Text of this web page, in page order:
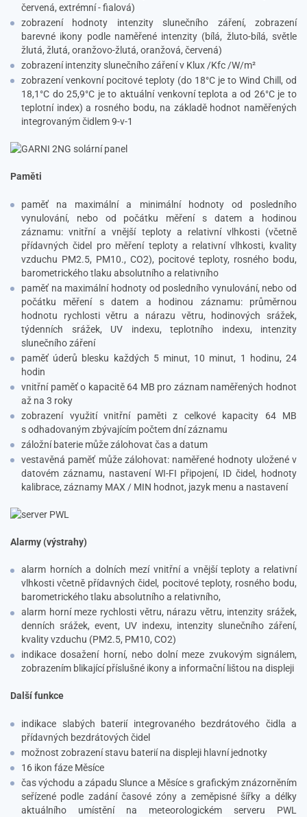
červená, extrémní - fialová)
zobrazení hodnoty intenzity slunečního záření, zobrazení
barevné ikony podle naměřené intenzity (bílá, žluto-bílá, světle
žlutá, žlutá, oranžovo-žlutá, oranžová, červená)
zobrazení intenzity slunečního záření v Klux /Kfc /W/m²
zobrazení venkovní pocitové teploty (do 18°C je to Wind Chill, od
18,1°C do 25,9°C je to aktuální venkovní teplota a od 26°C je to
teplotní index) a rosného bodu, na základě hodnot naměřených
integrovaným čidlem 9-v-1
Paměti
paměť na maximální a minimální hodnoty od posledního
vynulování, nebo od počátku měření s datem a hodinou
záznamu: vnitřní a vnější teploty a relativní vlhkosti (včetně
přídavných čidel pro měření teploty a relativní vlhkosti, kvality
vzduchu PM2.5, PM10., CO2), pocitové teploty, rosného bodu,
barometrického tlaku absolutního a relativního
paměť na maximální hodnoty od posledního vynulování, nebo od
počátku měření s datem a hodinou záznamu: průměrnou
hodnotu rychlosti větru a nárazu větru, hodinových srážek,
týdenních srážek, UV indexu, teplotního indexu, intenzity
slunečního záření
paměť úderů blesku každých 5 minut, 10 minut, 1 hodinu, 24
hodin
vnitřní paměť o kapacitě 64 MB pro záznam naměřených hodnot
až na 3 roky
zobrazení využití vnitřní paměti z celkové kapacity 64 MB
s odhadovaným zbývajícím počtem dní záznamu
záložní baterie může zálohovat čas a datum
vestavěná paměť může zálohovat: naměřené hodnoty uložené v
datovém záznamu, nastavení WI-FI připojení, ID čidel, hodnoty
kalibrace, záznamy MAX / MIN hodnot, jazyk menu a nastavení
Alarmy (výstrahy)
alarm horních a dolních mezí vnitřní a vnější teploty a relativní
vlhkosti včetně přídavných čidel, pocitové teploty, rosného bodu,
barometrického tlaku absolutního a relativního,
alarm horní meze rychlosti větru, nárazu větru, intenzity srážek,
denních srážek, event, UV indexu, intenzity slunečního záření,
kvality vzduchu (PM2.5, PM10, CO2)
indikace dosažení horní, nebo dolní meze zvukovým signálem,
zobrazením blikající příslušné ikony a informační lištou na displeji
Další funkce
indikace slabých baterií integrovaného bezdrátového čidla a
přídavných bezdrátových čidel
možnost zobrazení stavu baterií na displeji hlavní jednotky
16 ikon fáze Měsíce
čas východu a západu Slunce a Měsíce s grafickým znázorněním
seřízené podle zadání časové zóny a zeměpisné šířky a délky
aktuálního umístění na meteorologickém serveru PWL